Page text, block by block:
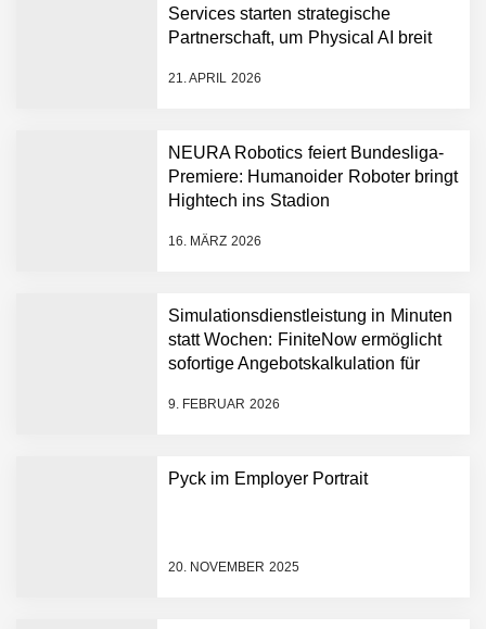
Services starten strategische
Partnerschaft, um Physical AI breit
21. APRIL 2026
NEURA Robotics feiert Bundesliga-
Premiere: Humanoider Roboter bringt
Hightech ins Stadion
16. MÄRZ 2026
Simulationsdienstleistung in Minuten
statt Wochen: FiniteNow ermöglicht
sofortige Angebotskalkulation für
9. FEBRUAR 2026
Pyck im Employer Portrait
20. NOVEMBER 2025
NEURA Robotics gibt
Rekordfinanzierung von
Dollar bekannt, um den
Plattform zu beschleunigen
NEURA Robotics und
Amazon Web Services
starten strategische
AI breit auszurollen
Humanoider Roboter bringt
Hightech ins Stadion
Simulationsdienstleistung in
Minuten statt Wochen:
FiniteNow ermöglicht
Entwicklungsprozesse